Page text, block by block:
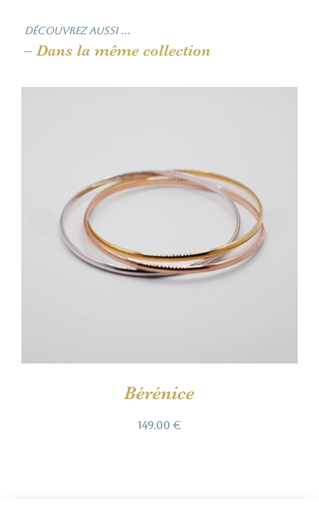
Découvrez aussi …
– Dans la même collection
Bérénice
149.00€